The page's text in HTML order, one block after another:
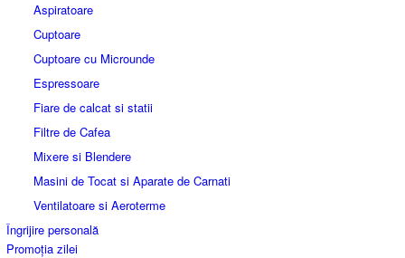
Aspiratoare
Cuptoare
Cuptoare cu Microunde
Espressoare
Fiare de calcat si statii
Filtre de Cafea
Mixere si Blendere
Masini de Tocat si Aparate de Carnati
Ventilatoare si Aeroterme
Îngrijire personală
Promoția zilei